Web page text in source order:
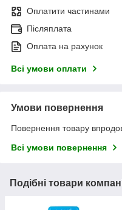
Оплатити частинами
Післяплата
Оплата на рахунок
Всі умови оплати
Умови повернення
Повернення товару
Всі умови повернення
Подібні товари